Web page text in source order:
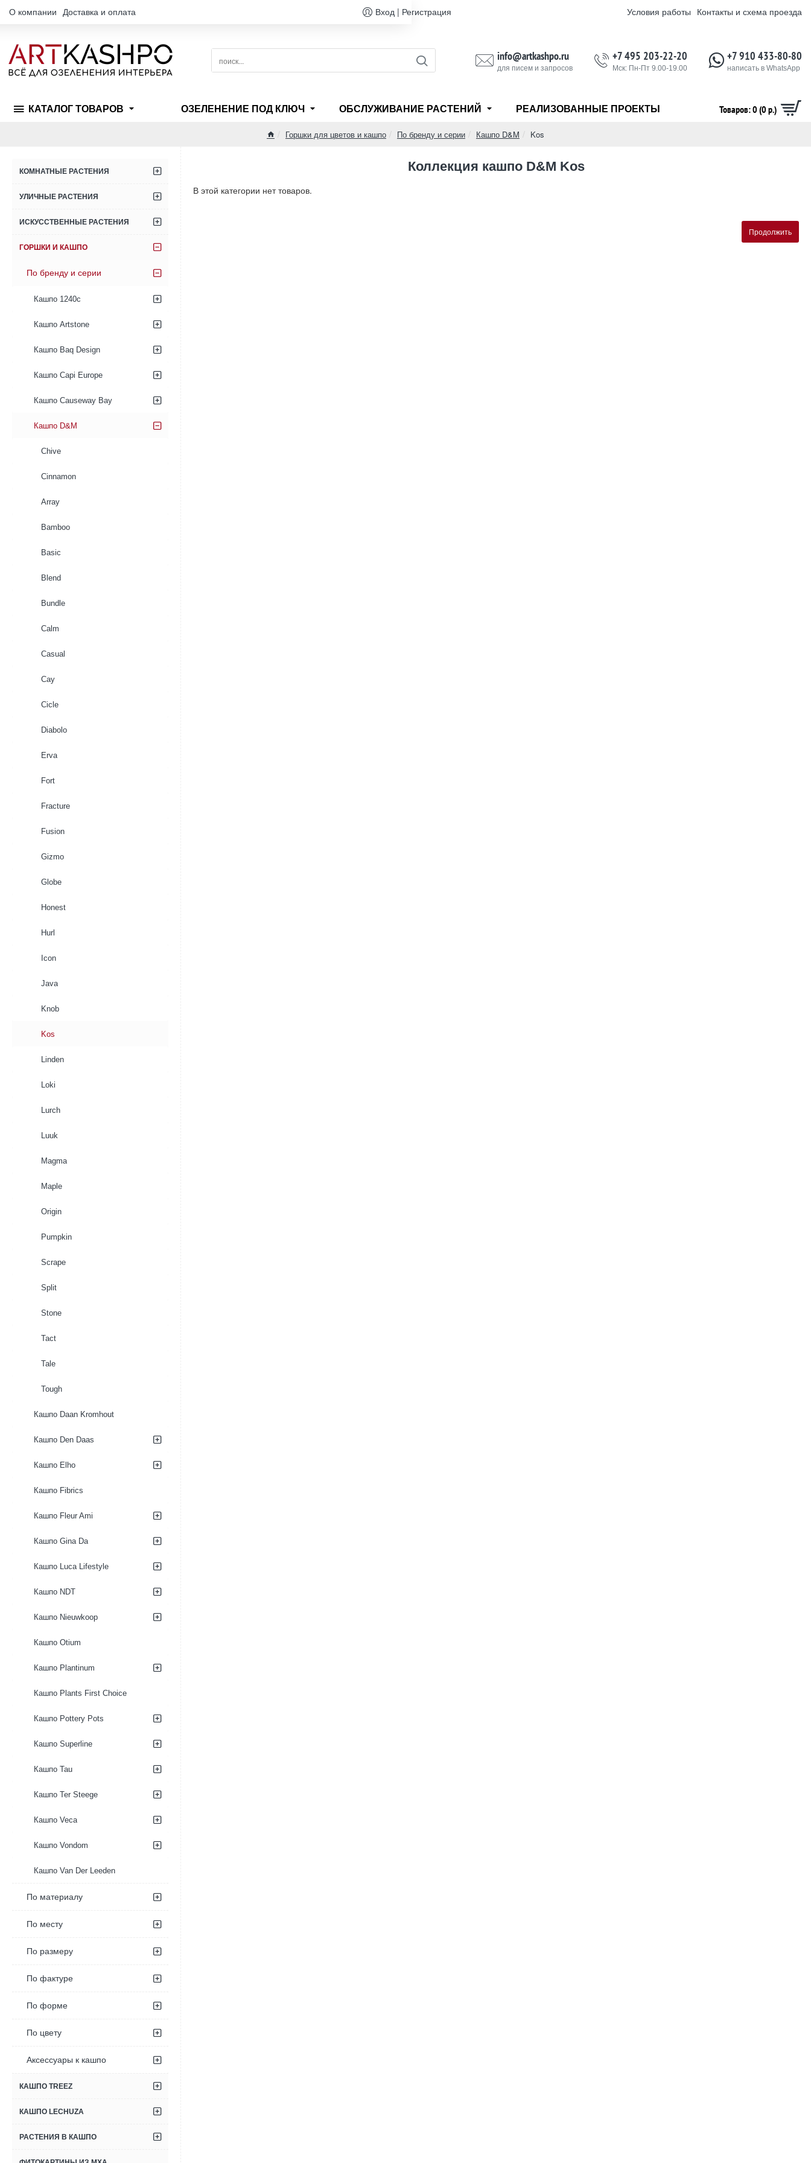
О компании Доставка и оплата Вход | Регистрация Условия работы Контакты и схема проезда
поиск...
info@artkashpo.ru
для писем и запросов
+7 495 203-22-20
Мск: Пн-Пт 9.00-19.00
+7 910 433-80-80
написать в WhatsApp
КАТАЛОГ ТОВАРОВ ОЗЕЛЕНЕНИЕ ПОД КЛЮЧ ОБСЛУЖИВАНИЕ РАСТЕНИЙ РЕАЛИЗОВАННЫЕ ПРОЕКТЫ Товаров: 0 (0 р.)
Горшки для цветов и кашпо По бренду и серии Кашпо D&M Kos
КОМНАТНЫЕ РАСТЕНИЯ
УЛИЧНЫЕ РАСТЕНИЯ
ИСКУССТВЕННЫЕ РАСТЕНИЯ
ГОРШКИ И КАШПО
По бренду и серии
Кашпо 1240c
Кашпо Artstone
Кашпо Baq Design
Кашпо Capi Europe
Кашпо Causeway Bay
Кашпо D&M
Chive
Cinnamon
Array
Bamboo
Basic
Blend
Bundle
Calm
Casual
Cay
Cicle
Diabolo
Erva
Fort
Fracture
Fusion
Gizmo
Globe
Honest
Hurl
Icon
Java
Knob
Kos
Linden
Loki
Lurch
Luuk
Magma
Maple
Origin
Pumpkin
Scrape
Split
Stone
Tact
Tale
Tough
Кашпо Daan Kromhout
Кашпо Den Daas
Кашпо Elho
Кашпо Fibrics
Кашпо Fleur Ami
Кашпо Gina Da
Кашпо Luca Lifestyle
Кашпо NDT
Кашпо Nieuwkoop
Кашпо Otium
Кашпо Plantinum
Кашпо Plants First Choice
Кашпо Pottery Pots
Кашпо Superline
Кашпо Tau
Кашпо Ter Steege
Кашпо Veca
Кашпо Vondom
Кашпо Van Der Leeden
По материалу
По месту
По размеру
По фактуре
По форме
По цвету
Аксессуары к кашпо
КАШПО TREEZ
КАШПО LECHUZA
РАСТЕНИЯ В КАШПО
Коллекция кашпо D&M Kos
В этой категории нет товаров.
Продолжить